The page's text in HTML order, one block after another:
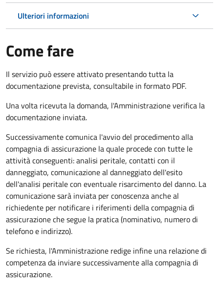
Ulteriori informazioni
Come fare
Il servizio può essere attivato presentando tutta la
documentazione prevista, consultabile in formato PDF.
Una volta ricevuta la domanda, l'Amministrazione verifica la
documentazione inviata.
Successivamente comunica l'avvio del procedimento alla
compagnia di assicurazione la quale procede con tutte le
attività conseguenti: analisi peritale, contatti con il
danneggiato, comunicazione al danneggiato dell'esito
dell'analisi peritale con eventuale risarcimento del danno. La
comunicazione sarà inviata per conoscenza anche al
richiedente per notificare i riferimenti della compagnia di
assicurazione che segue la pratica (nominativo, numero di
telefono e indirizzo).
Se richiesta, l'Amministrazione redige infine una relazione di
competenza da inviare successivamente alla compagnia di
assicurazione.